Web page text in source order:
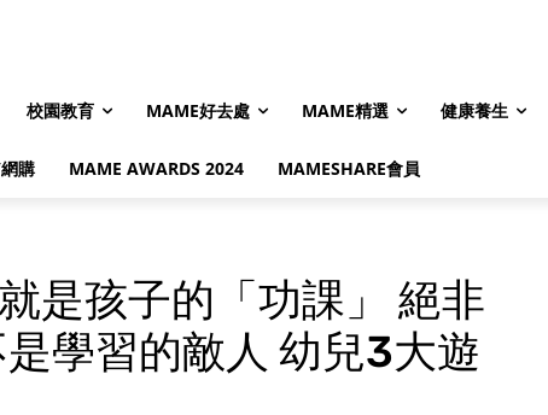
校園教育 MAME好去處 MAME精選 健康養生
購 MAME AWARDS 2024 MAMESHARE會員
是孩子的「功課」 絕非
學習的敵人 幼兒3大遊